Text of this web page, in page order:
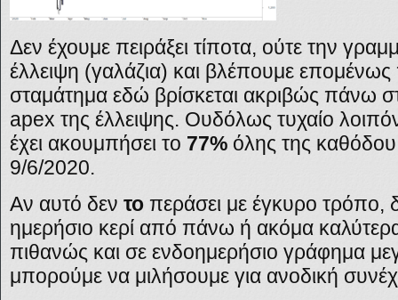
Δεν έχουμε πειράξει τίποτα, ούτε την
έλλειψη (γαλάζια) και βλέπουμε
σταμάτημα εδώ βρίσκεται ακριβώς πάνω
apex της έλλειψης. Ουδόλως τυχαίο
έχει ακουμπήσει το 77% όλης της
9/6/2020.
Αν αυτό δεν το περάσει με έγκυρο τρόπο,
ημερήσιο κερί από πάνω ή ακόμα
πιθανώς και σε ενδοημερήσιο γράφημα
μπορούμε να μιλήσουμε για ανοδική